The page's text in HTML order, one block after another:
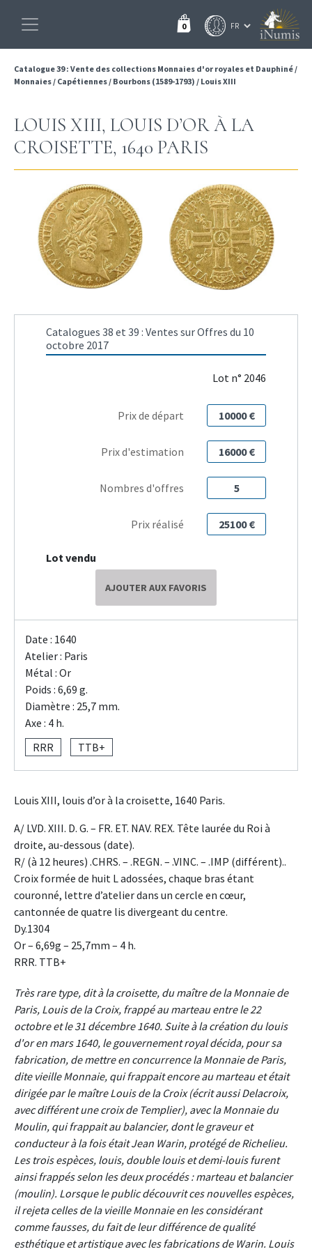
0
Catalogue 39 : Vente des collections Monnaies d'or royales et Dauphiné/
Monnaies/ Capétiennes/ Bourbons (1589-1793) / Louis XIII
LOUIS XIII, LOUIS D’OR À LA
CROISETTE, 1640 PARIS
Catalogues 38 et 39 : Ventes sur Offres du 10
octobre 2017
Lot n° 2046
Prix de départ 10000 €
Prix d'estimation 16000 €
Nombres d'offres 5
Prix réalisé 25100 €
Lot vendu
AJOUTER AUX FAVORIS
Date : 1640
Atelier : Paris
Métal : Or
Poids : 6,69 g.
Diamètre : 25,7 mm.
Axe : 4 h.
RRR
TTB+
Louis XIII, louis d’or à la croisette, 1640 Paris.
A/ LVD. XIII. D. G. – FR. ET. NAV. REX. Tête laurée du Roi à
droite, au-dessous (date).
R/ (à 12 heures) .CHRS. – .REGN. – .VINC. – .IMP (différent)..
Croix formée de huit L adossées, chaque bras étant
couronné, lettre d’atelier dans un cercle en cœur,
cantonnée de quatre lis divergeant du centre.
Dy.1304
Or – 6,69g – 25,7mm – 4 h.
RRR. TTB+
Très rare type, dit à la croisette, du maître de la Monnaie de
Paris, Louis de la Croix, frappé au marteau entre le 22
octobre et le 31 décembre 1640. Suite à la création du louis
d'or en mars 1640, le gouvernement royal décida, pour sa
fabrication, de mettre en concurrence la Monnaie de Paris,
dite vieille Monnaie, qui frappait encore au marteau et était
dirigée par le maître Louis de la Croix (écrit aussi Delacroix,
avec différent une croix de Templier), avec la Monnaie du
Moulin, qui frappait au balancier, dont le graveur et
conducteur à la fois était Jean Warin, protégé de Richelieu.
Les trois espèces, louis, double louis et demi-louis furent
ainsi frappés selon les deux procédés : marteau et balancier
(moulin). Lorsque le public découvrit ces nouvelles espèces,
il rejeta celles de la vieille Monnaie en les considérant
comme fausses, du fait de leur différence de qualité
esthétique et artistique avec les fabrications de Warin. Louis